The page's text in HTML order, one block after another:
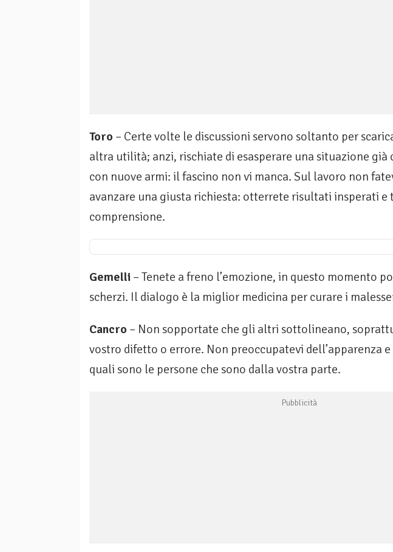
Toro – Certe volte le di­scussioni servono soltanto per
altra utilità; anzi, rischiate di esasperare una situazione già
con nuove armi: il fascino non vi manca. Sul lavoro non
avanzare una giusta richiesta: otterrete risultati insperati e
comprensione.
Gemelli – Tenete a freno l’emozione, in questo momento
scherzi. Il dialogo è la miglior medicina per curare i
Cancro – Non sopportate che gli altri sottolineano,
vostro difetto o er­rore. Non preoccupatevi dell’apparenza
quali sono le persone che sono dalla vostra parte.